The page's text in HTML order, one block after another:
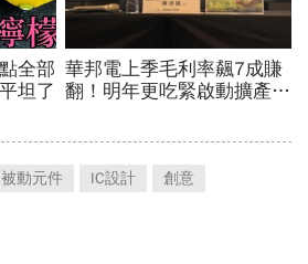
被動元件 IC設計
創意